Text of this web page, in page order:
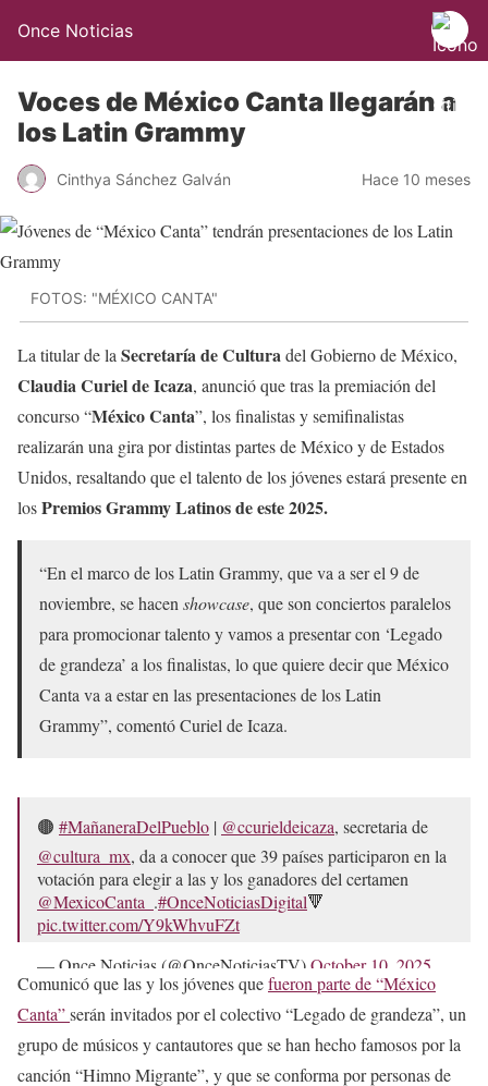
Once Noticias
Voces de México Canta llegarán a
los Latin Grammy
Cinthya Sánchez Galván Hace 10 meses
FOTOS: "MÉXICO CANTA"
La titular de la Secretaría de Culturadel Gobierno de México,
Claudia Curiel de Icaza, anunció que tras la premiación del
concurso “México Canta”, los finalistas y semifinalistas
realizarán una gira por distintas partes de México y de Estados
Unidos, resaltando que el talento de los jóvenes estará presente en
losPremios Grammy Latinos de este 2025.
“En el marco de los Latin Grammy, que va a ser el 9 de
noviembre, se hacen showcase, que son conciertos paralelos
para promocionar talento y vamos a presentar con ‘Legado
de grandeza’ a los finalistas, lo que quiere decir que México
Canta va a estar en las presentaciones de los Latin
Grammy”, comentó Curiel de Icaza.
🟤 #MañaneraDelPueblo | @ccurieldeicaza, secretaria de
@cultura_mx, da a conocer que 39 países participaron en la
votación para elegir a las y los ganadores del certamen
@MexicoCanta_ .#OnceNoticiasDigital🔻
pic.twitter.com/Y9kWhvuFZt
— Once Noticias (@OnceNoticiasTV)October 10, 2025
Comunicó que las y los jóvenes quefueron parte de “México
Canta”serán invitados por el colectivo “Legado de grandeza”, un
grupo de músicos y cantautores que se han hecho famosos por la
canción “Himno Migrante”, y que se conforma por personas de